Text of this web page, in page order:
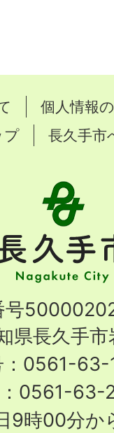
個人情報
プ
長久手市
号
長久手市
：0561-63-
0561-63-
9時00分